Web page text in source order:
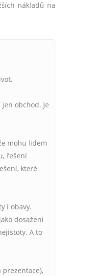
nákladů na
obchod. Je
mohu lidem
řešení
které
i obavy.
dosažení
A to